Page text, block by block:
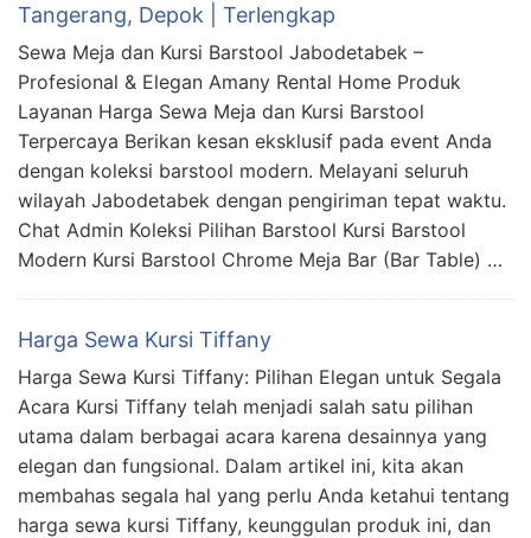
Tangerang, Depok | Terlengkap
Sewa Meja dan Kursi Barstool Jabodetabek –
Profesional & Elegan Amany Rental Home Produk
Layanan Harga Sewa Meja dan Kursi Barstool
Terpercaya Berikan kesan eksklusif pada event Anda
dengan koleksi barstool modern. Melayani seluruh
wilayah Jabodetabek dengan pengiriman tepat waktu.
Chat Admin Koleksi Pilihan Barstool Kursi Barstool
Modern Kursi Barstool Chrome Meja Bar (Bar Table) …
Harga Sewa Kursi Tiffany
Harga Sewa Kursi Tiffany: Pilihan Elegan untuk Segala
Acara Kursi Tiffany telah menjadi salah satu pilihan
utama dalam berbagai acara karena desainnya yang
elegan dan fungsional. Dalam artikel ini, kita akan
membahas segala hal yang perlu Anda ketahui tentang
harga sewa kursi Tiffany, keunggulan produk ini, dan